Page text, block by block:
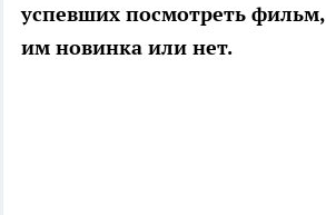
успевших посмотреть
им новинка или нет.